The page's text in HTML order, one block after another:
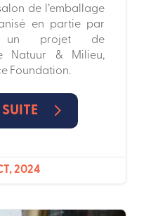
de l’emballage
en partie par
un projet de
Natuur & Milieu,
Foundation.
2024